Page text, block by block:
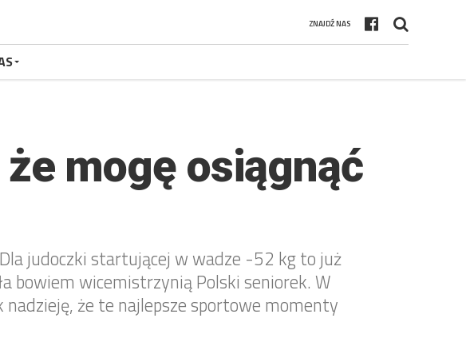
ZNAJDŹ NAS
mogę osiągnąć
judoczki startującej w wadze -52 kg to już
bowiem wicemistrzynią Polski seniorek. W
że te najlepsze sportowe momenty